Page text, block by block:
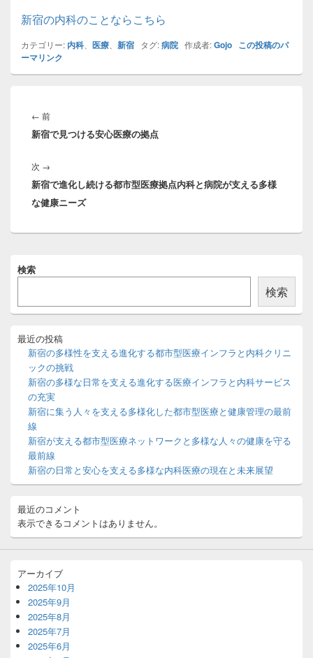
新宿の内科のことならこちら
カテゴリー: 内科、 医療 新宿 タグ:病院 作成者:Gojo この投稿のパ
ーマリンク
稿
ナ
ゲ
ー
シ
ョ
← 前前
の
新宿で見つける安心医療の拠点
次 →
の
投
新宿で進化し続ける都市型医療拠点内科と病院が支える多様
な健康ニーズ
イ
イ
バ
検索
検索
最近の投稿
新宿の多様性を支える進化する都市型医療インフラと内科クリニ
ックの挑戦
新宿の多様な日常を支える進化する医療インフラと内科サービス
の充実
新宿に集う人々を支える多様化した都市型医療と健康管理の最前
線
新宿が支える都市型医療ネットワークと多様な人々の健康を守る
最前線
新宿の日常と安心を支える多様な内科医療の現在と未来展望
最近のコメント
表示できるコメントはありません。
アーカイブ
2025年10月
2025年9月
2025年8月
2025年7月
2025年6月